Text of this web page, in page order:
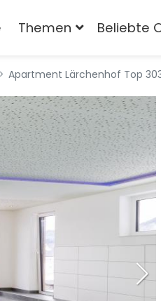
Themen Beliebte
Apartment Lärchenhof Top